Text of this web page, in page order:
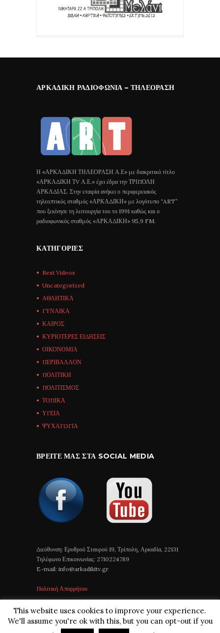
ΑΡΚΑΔΙΚΉ ΡΑΔΙΟΦΩΝΊΑ – ΤΗΛΕΌΡΑΣΗ
Η «ΑΡΚΑΔΙΚΗ ΤΗΛΕΟΡΑΣΗ Α.Ε» με διακριτικό τίτλο
«ΑΡΚΑΔΙΚΗ ΤV Α.Ε.» έχει έδρα την ΤΡΙΠΟΛΗ
ΑΡΚΑΔΙΑΣ. Στην εταιρία ανήκει ο περιφερειακός
τηλεοπτικός σταθμός «ΑΡΚΑΔΙΚΗ» με λογότυπο “ART”
που ξεκίνησε τη λειτουργία του το 1991 καθώς και ο
ραδιοφωνικός σταθμός «ΑΡΚΑΔΙΚΗ» 95,9 FM.
ΚΑΤΗΓΟΡΊΕΣ
Best Videos
Uncategorized
ΑΘΛΗΤΙΚΑ
ΓΥΝΑΙΚΑ
ΚΑΙΡΟΣ
ΚΥΡΙΟΤΕΡΕΣ ΕΙΔΗΣΕΙΣ
ΟΙΚΟΝΟΜΙΑ
ΠΕΡΙΒΑΛΛΟΝ
ΠΟΛΙΤΙΚΗ
ΠΟΛΙΤΙΣΜΟΣ
ΤΟΠΙΚΑ
ΥΓΕΙΑ
ΨΥΧΑΓΩΓΙΑ
ΒΡΕΊΤΕ ΜΑΣ ΣΤΑ SOCIAL MEDIA
Διεύθυνση: Ερυθρού Σταυρού 19, Τρίπολη, Αρκαδία, 22131
Τηλέφωνο Επικοινωνίας: 2710224789
E-mail: info@arkadikitv.gr
Πολιτική Απορρήτου
This website uses cookies to improve your experience.
We'll assume you're ok with this, but you can opt-out if you